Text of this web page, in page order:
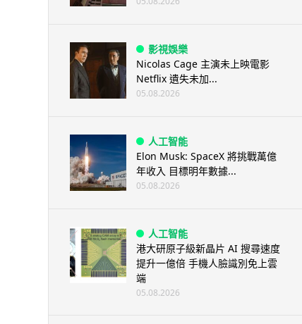
影視娛樂
Nicolas Cage 主演未上映電影
Netflix 遺失未加...
05.08.2026
人工智能
Elon Musk: SpaceX 將挑戰萬億
年收入 目標明年數據...
05.08.2026
人工智能
港大研原子級新晶片 AI 搜尋速度
提升一億倍 手機人臉識別免上雲
端
05.08.2026